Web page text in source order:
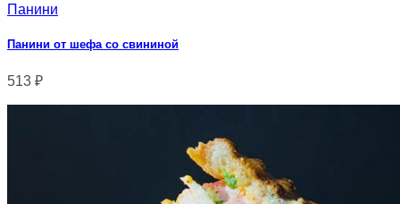
Панини
Панини от шефа со свининой
513 ₽